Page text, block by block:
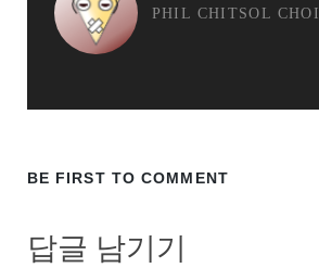
PHIL CHITSOL CHOI
BE FIRST TO COMMENT
답글 남기기